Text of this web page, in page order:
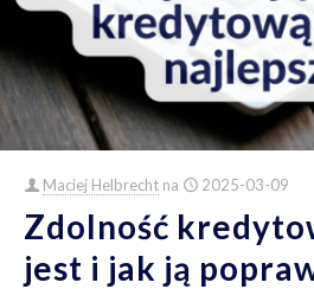
Maciej Helbrecht na 2025-03-09
Zdolność
jest i jak ją